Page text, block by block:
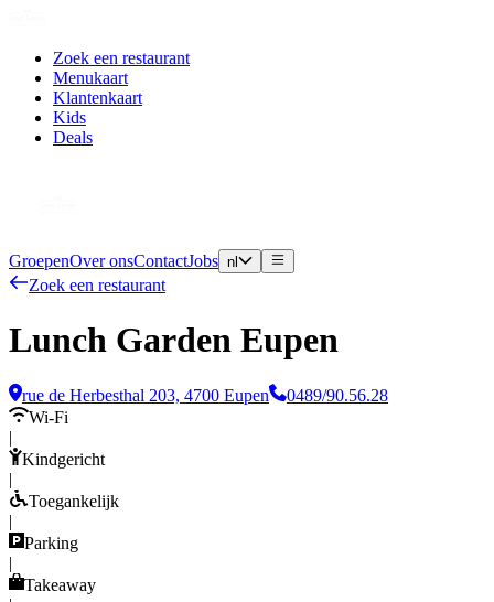
Zoek een restaurant
Menukaart
Klantenkaart
Kids
Deals
GroepenOver onsContactJobs nl
Zoek een restaurant
Lunch Garden Eupen
rue de Herbesthal 203, 4700 Eupen
0489/90.56.28
Wi-Fi
|
Kindgericht
|
Toegankelijk
|
Parking
|
Takeaway